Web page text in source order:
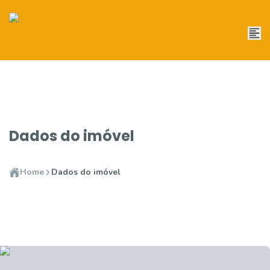
Dados do imóvel
Home Dados do imóvel